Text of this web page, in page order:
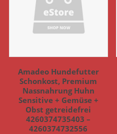
Amadeo Hundefutter
Schonkost, Premium
Nassnahrung Huhn
Sensitive + Gemüse +
Obst getreidefrei
4260374735403 –
4260374732556